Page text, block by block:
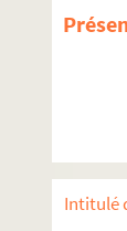
Intitulé